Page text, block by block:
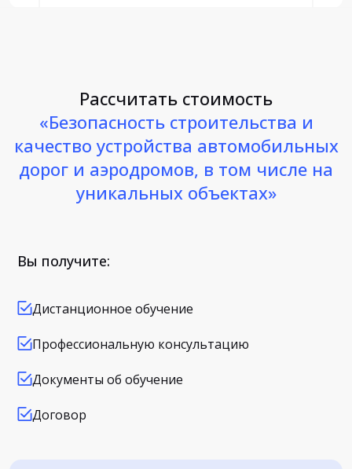
Рассчитать стоимость
«Безопасность строительства и
качество устройства автомобильных
дорог и аэродромов, в том числе на
уникальных объектах»
Вы получите:
Дистанционное обучение
Профессиональную консультацию
Документы об обучение
Договор